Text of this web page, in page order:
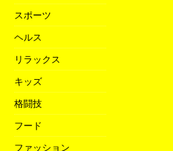
スポーツ
ヘルス
リラックス
キッズ
格闘技
フード
ファッション